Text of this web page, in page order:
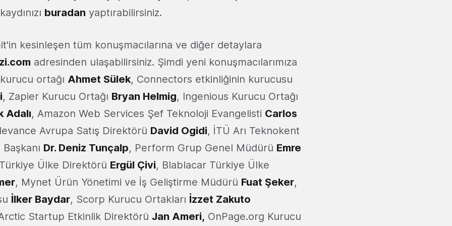
buradan yaptırabilirsiniz.
kesinleşen tüm konuşmacılarına ve diğer detaylara
adresinden ulaşabilirsiniz. Şimdi yeni konuşmacılarımıza
ortağı Ahmet Sülek, Connectors etkinliğinin kurucusu
, Zapier Kurucu Ortağı Bryan Helmig, Ingenious Kurucu Ortağı
Adalı, Amazon Web Services Şef Teknoloji Evangelisti Carlos
Avrupa Satış Direktörü David Ogidi, İTÜ Arı Teknokent
Dr. Deniz Tunçalp, Perform Grup Genel Müdürü Emre
Ülke Direktörü Ergül Çivi, Blablacar Türkiye Ülke
, Mynet Ürün Yönetimi ve İş Geliştirme Müdürü Fuat Şeker,
İlker Baydar, Scorp Kurucu Ortakları İzzet Zakuto
Startup Etkinlik Direktörü Jan Ameri, OnPage.org Kurucu